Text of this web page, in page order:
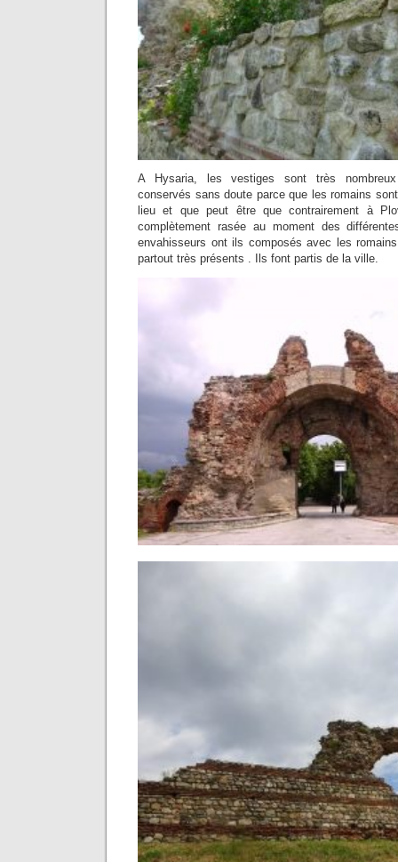
A Hysaria, les vestiges sont très
conservés sans doute parce que les romains
lieu et que peut être que contrairement à
complètement rasée au moment des
envahisseurs ont ils composés avec les
partout très présents . Ils font partis de la ville.